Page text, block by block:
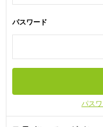
パスワード
パス